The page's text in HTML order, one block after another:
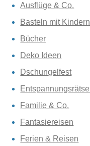
Ausflüge & Co.
Basteln mit Kindern
Bücher
Deko Ideen
Dschungelfest
Entspannungsrätsel
Familie & Co.
Fantasiereisen
Ferien & Reisen